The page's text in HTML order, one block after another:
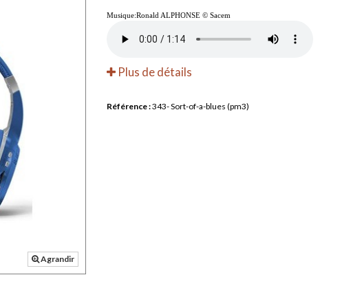
Agrandir
Musique:Ronald ALPHONSE © Sacem
Plus de détails
Référence :343- Sort-of-a-blues (pm3)